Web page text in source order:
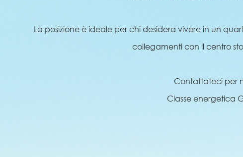
La posizione è ideale per chi desidera vivere in un
collegamenti con il centro
Contattateci per
Classe energetica